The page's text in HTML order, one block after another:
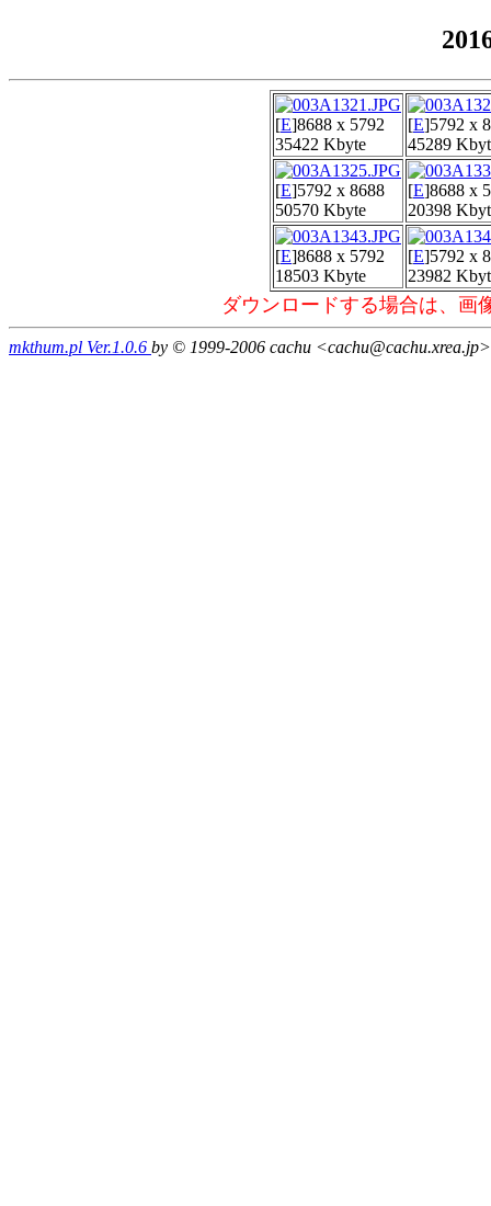
[E]8688 x 5792
35422 Kbyte
[E]5792 x
45289
[E]5792 x 8688
50570 Kbyte
[E]8688 x
20398
[E]8688 x 5792
18503 Kbyte
[E]5792 x
23982
ダウンロードする場合は、画
mkthum.pl Ver.1.0.6 by © 1999-2006 cachu <cachu@cachu.xrea.jp>